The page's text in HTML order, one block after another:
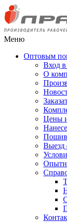
Меню
Оптовым
Вход
О
Цены
Пошив
Выезд